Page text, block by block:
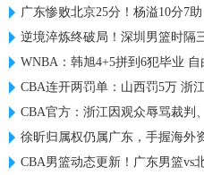
广东惨败北京25分！杨溢10分7
逆境淬炼终破局！深圳男篮时隔
WNBA：韩旭4+5拼到6犯毕业
CBA连开两罚单：山西罚5万 浙
CBA官方：浙江因观众辱骂裁判、投
徐昕归属权仍属广东，手握海外
CBA男篮动态更新！广东男篮vs北京男篮，赛前带来广